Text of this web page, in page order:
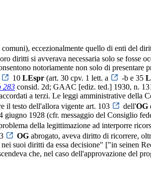
eccezionalmente quello di enti del
diritti si avverava necessaria solo se fosse
notoriamente non solo di presentare
10 LEspr (art. 30 cpv. 1 lett. a -b e 35
283 consid. 2d; GAAC [ediz. ted.] 1930, n.
a terzi. Le leggi amministrative della
il testo dell'allora vigente art. 103
dell'OG
1928 (cfr. messaggio del Consiglio
della legittimazione ad interporre
OG abrogato, aveva diritto di ricorrere,
suoi diritti da essa decisione" ["in seinen
che, nel caso dell'approvazione del